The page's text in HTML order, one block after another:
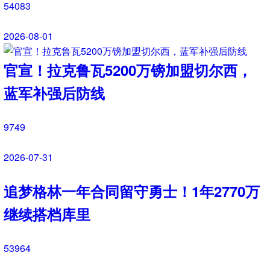
欧洲超级杯是什么？参赛规则与赛事意
义详解
8395
2026-08-05
五大联赛分别是哪几个？五大联赛实力
与区别科普
9596
2026-08-04
切尔西持续补强！蓝军敲定多笔引援，